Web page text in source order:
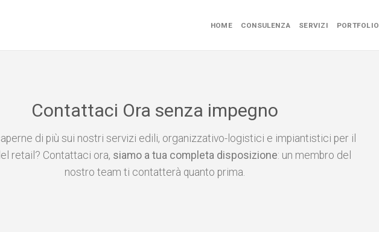
HOME CONSULENZA SERVIZI PORTFOLIO
Contattaci Ora senza impegno
di più sui nostri servizi edili, organizzativo-logistici e impiantistici per il
retail? Contattaci ora, siamo a tua completa disposizione: un membro del
nostro team ti contatterà quanto prima.